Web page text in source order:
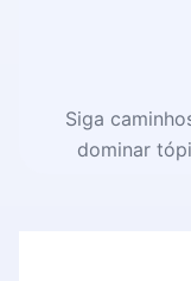
Siga
dominar